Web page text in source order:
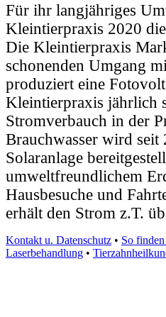
Für ihr langjähriges
Kleintierpraxis 2020
Die Kleintierpraxis
schonenden Umgang
produziert eine
Kleintierpraxis jährlich
Stromverbauch in der
Brauchwasser wird seit
Solaranlage
umweltfreundlichem
Hausbesuche und
erhält den Strom z.T.
Kontakt u. Datenschutz • So
Laserbehandlung •